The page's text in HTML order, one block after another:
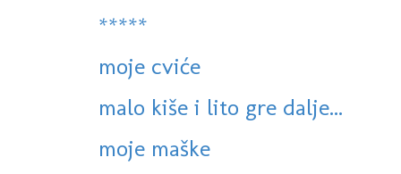
*****
moje cviće
malo kiše i lito gre dalje...
moje maške